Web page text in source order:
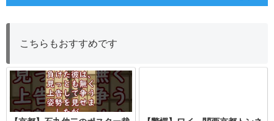
こちらもおすすめです